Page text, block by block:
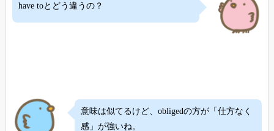
have toとどう違うの？
意味は似てるけど、obligedの方が「仕方なく
感」が強いね。